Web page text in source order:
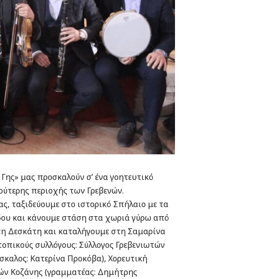
μας προσκαλούν σ’ ένα γοητευτικό
περιοχής των Γρεβενών.
ταξιδεύουμε στο ιστορικό Σπήλαιο με τα
και κάνουμε στάση στα χωριά γύρω από
Δεσκάτη και καταλήγουμε στη Σαμαρίνα
συλλόγους: Σύλλογος Γρεβενιωτών
Κατερίνα Προκόβα), Χορευτική
Κοζάνης (γραμματέας: Δημήτρης